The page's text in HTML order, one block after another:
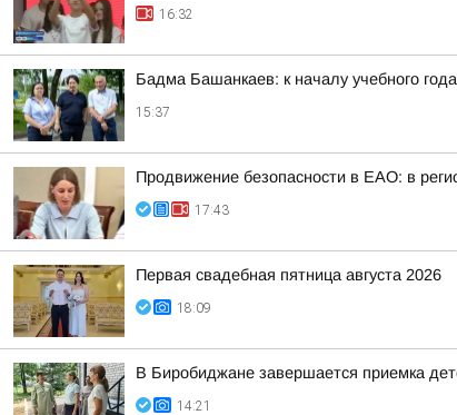
16:32
Бадма Башанкаев: к началу учебного
15:37
Продвижение безопасности в ЕАО: в
17:43
Первая свадебная пятница августа 2026
18:09
В Биробиджане завершается приемка
14:21